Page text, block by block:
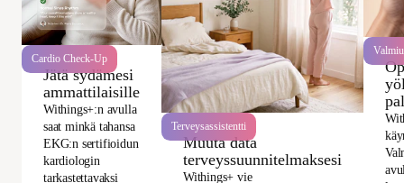
Cardio Check-Up
Jätä sydämesi
ammattilaisille
Withings+:n avulla
saat minkä tahansa
EKG:n sertifioidun
kardiologin
tarkastettavaksi
Terveysassistentti
Muuta data
terveyssuunnitelmaksesi
Withings+ vie